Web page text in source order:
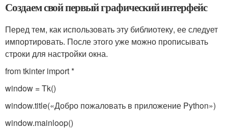
Создаем свой первый графический интерфейс
Перед тем, как использовать эту библиотеку, ее следует
импортировать. После этого уже можно прописывать
строки для настройки окна.
from tkinter import *
window = Tk()
window.title(«Добро пожаловать в приложение Python»)
window.mainloop()